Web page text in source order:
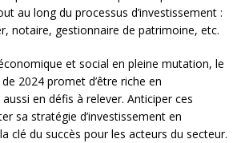
au long du processus d’investissement :
notaire, gestionnaire de patrimoine, etc.
et social en pleine mutation, le
2024 promet d’être riche en
en défis à relever. Anticiper ces
sa stratégie d’investissement en
clé du succès pour les acteurs du secteur.